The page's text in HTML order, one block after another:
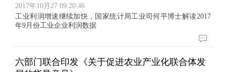
2017年10月27 09:20:46
工业利润增速继续加快，国家统计局工业司何平博士解读2017
年9月份工业企业利润数据
六部门联合印发《关于促进农业产业化联合体发